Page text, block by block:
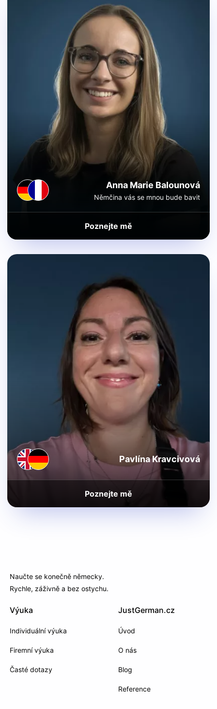
Anna Marie Balounová
Němčina vás se mnou bude bavit
Poznejte mě
Pavlína Kravcivová
Poznejte mě
Naučte se konečně německy.
Rychle, záživně a bez ostychu.
Výuka
Individuální výuka
Firemní výuka
Časté dotazy
JustGerman.cz
Úvod
O nás
Blog
Reference